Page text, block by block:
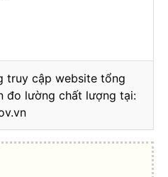
truy cập website tổng
đo lường chất lượng tại: